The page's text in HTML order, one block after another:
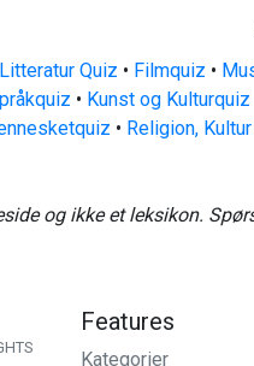
Litteratur Quiz • Filmquiz •
• Kunst og Kulturquiz
• Religion,
og ikke et leksikon.
Features
Kategorier